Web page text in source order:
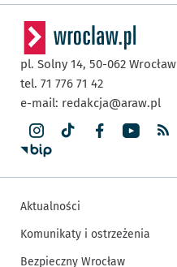
pl. Solny 14, 50-062 Wrocław
tel. 71 776 71 42
e-mail: redakcja@araw.pl
Aktualności
Komunikaty i ostrzeżenia
Bezpieczny Wrocław